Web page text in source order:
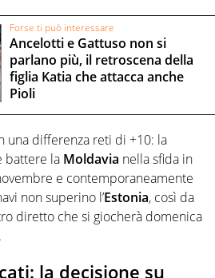
Forse ti può interessare
Ancelotti e Gattuso non si
parlano più, il retroscena della
figlia Katia che attacca anche
Pioli
una differenza reti di +10: la
battere la Moldavia nella sfida in
e contemporaneamente
non superino l’Estonia, così da
diretto che si giocherà domenica
la decisione su